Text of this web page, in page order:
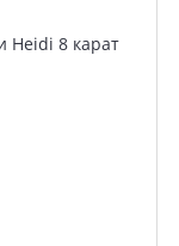
Heidi 8 карат